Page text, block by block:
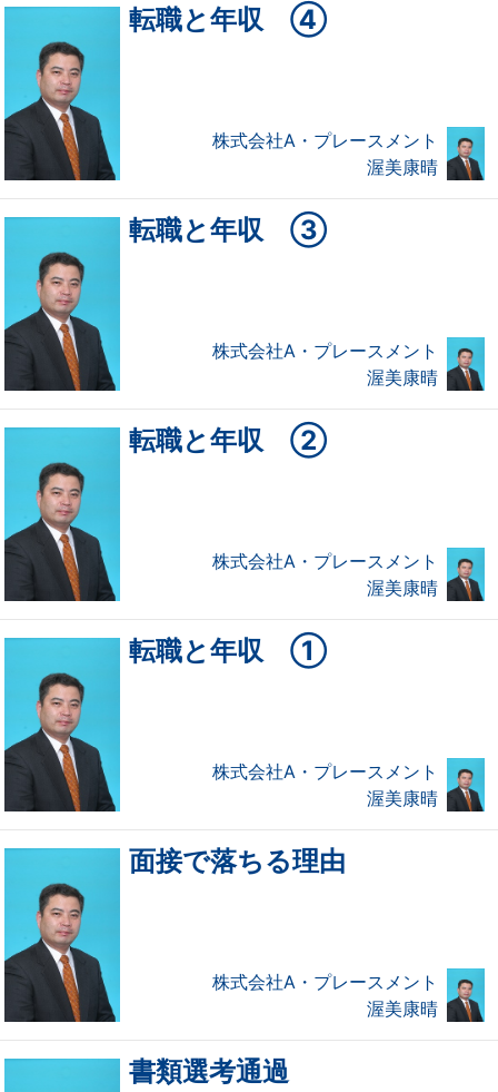
転職と年収 ④
株式会社A・プレースメント
渥美康晴
転職と年収 ③
株式会社A・プレースメント
渥美康晴
転職と年収 ②
株式会社A・プレースメント
渥美康晴
転職と年収 ①
株式会社A・プレースメント
渥美康晴
面接で落ちる理由
株式会社A・プレースメント
渥美康晴
書類選考通過